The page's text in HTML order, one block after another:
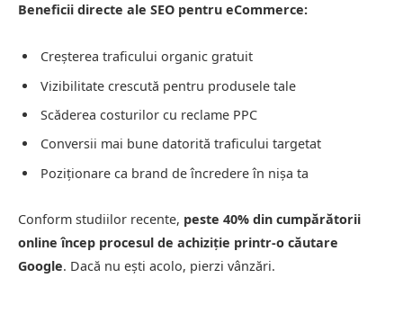
Beneficii directe ale SEO pentru eCommerce:
Creșterea traficului organic gratuit
Vizibilitate crescută pentru produsele tale
Scăderea costurilor cu reclame PPC
Conversii mai bune datorită traficului targetat
Poziționare ca brand de încredere în nișa ta
Conform studiilor recente, peste 40% din cumpărătorii
online încep procesul de achiziție printr-o căutare
Google. Dacă nu ești acolo, pierzi vânzări.